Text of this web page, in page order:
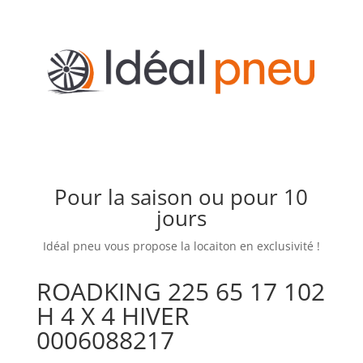
Pour la saison ou pour 10
jours
Idéal pneu vous propose la locaiton en exclusivité !
ROADKING 225 65 17 102
H 4 X 4 HIVER
0006088217